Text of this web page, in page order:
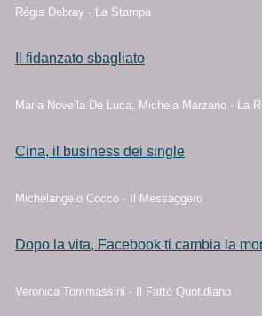
Régis Debray - La Stampa
Il fidanzato sbagliato
Maria Novella De Luca, Michela Marzano - La
Cina, il business dei single
Michelangelo Cocco - Il Messaggero
Dopo la vita, Facebook ti cambia la
Veronica Tommassini - Il Fatto Quotidiano